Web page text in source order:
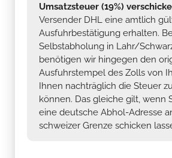
Umsatzsteuer (19%)
Versender DHL eine amtlich
Ausfuhrbestätigung erhalten.
Selbstabholung in Lahr/
benötigen wir hingegen den
Ausfuhrstempel des Zolls von
Ihnen nachträglich die Steuer
können. Das gleiche gilt, wenn
eine deutsche Abhol-Adresse
schweizer Grenze schicken